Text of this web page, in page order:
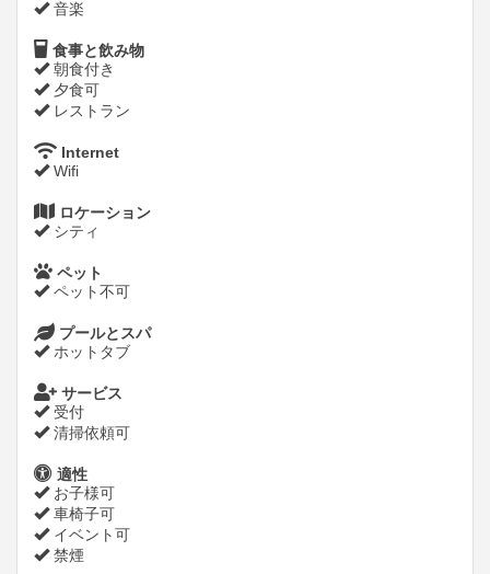
音楽
食事と飲み物
朝食付き
夕食可
レストラン
Internet
Wifi
ロケーション
シティ
ペット
ペット不可
プールとスパ
ホットタブ
サービス
受付
清掃依頼可
適性
お子様可
車椅子可
イベント可
禁煙